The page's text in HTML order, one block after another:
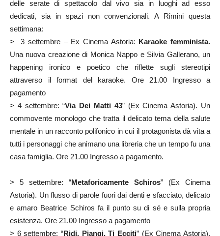
delle serate di spettacolo dal vivo sia in luoghi ad esso
dedicati, sia in spazi non convenzionali. A Rimini questa
settimana:
> 3 settembre – Ex Cinema Astoria: Karaoke femminista.
Una nuova creazione di Monica Nappo e Silvia Gallerano, un
happening ironico e poetico che riflette sugli stereotipi
attraverso il format del karaoke. Ore 21.00 Ingresso a
pagamento
> 4 settembre: “Via Dei Matti 43” (Ex Cinema Astoria). Un
commovente monologo che tratta il delicato tema della salute
mentale in un racconto polifonico in cui il protagonista dà vita a
tutti i personaggi che animano una libreria che un tempo fu una
casa famiglia. Ore 21.00 Ingresso a pagamento.
> 5 settembre: “Metaforicamente Schiros” (Ex Cinema
Astoria). Un flusso di parole fuori dai denti e sfacciato, delicato
e amaro Beatrice Schiros fa il punto su di sé e sulla propria
esistenza. Ore 21.00 Ingresso a pagamento
> 6 settembre: “Ridi, Piangi, Ti Ecciti” (Ex Cinema Astoria).